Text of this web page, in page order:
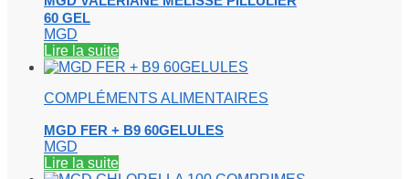
60 GEL
MGD
Lire la suite
COMPLÉMENTS ALIMENTAIRES
MGD FER + B9 60GELULES
MGD
Lire la suite